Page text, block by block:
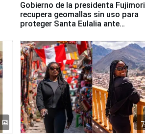
Gobierno de la presidenta Fujimori
recupera geomallas sin uso para
proteger Santa Eulalia ante
7